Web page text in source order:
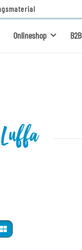
Onlineshop B2B
Luffa